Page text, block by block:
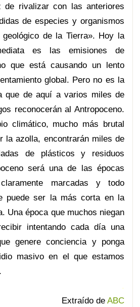
de rivalizar con las anteriores
de especies y organismos
de la Tierra». Hoy la
es las emisiones de
que está causando un lento
global. Pero no es la
que de aquí a varios miles de
reconocerán al Antropoceno.
climático, mucho más brutal
la azolla, encontrarán miles de
de plásticos y residuos
será una de las épocas
marcadas y todo
puede ser la más corta en la
Una época que muchos niegan
intentando cada día una
genere conciencia y ponga
masivo en el que estamos
.
Extraído de ABC